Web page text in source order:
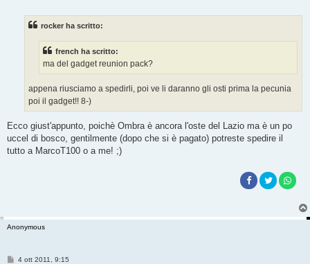
rocker ha scritto:
french ha scritto:
ma del gadget reunion pack?
appena riusciamo a spedirli, poi ve li daranno gli osti prima la pecunia
poi il gadget!! 8-)
Ecco giust'appunto, poichè Ombra è ancora l'oste del Lazio ma è un po
uccel di bosco, gentilmente (dopo che si è pagato) potreste spedire il
tutto a MarcoT100 o a me! ;)
Anonymous
M4 ott 2011, 9:15